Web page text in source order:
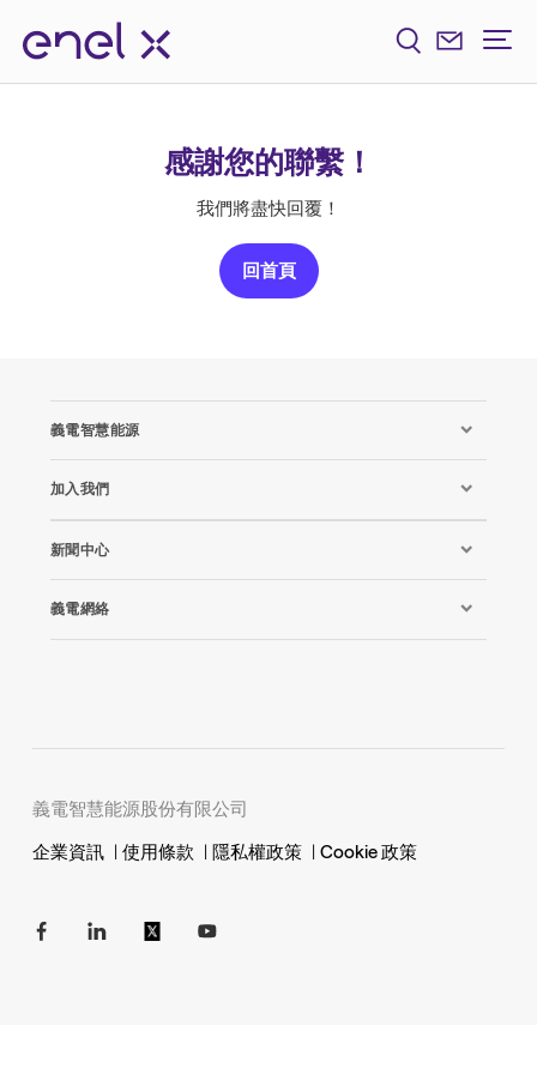
感謝您的聯繫！
我們將盡快回覆！
回首頁
義電智慧能源
加入我們
新聞中心
義電網絡
義電智慧能源股份有限公司
企業資訊 | 使用條款 | 隱私權政策 | Cookie 政策